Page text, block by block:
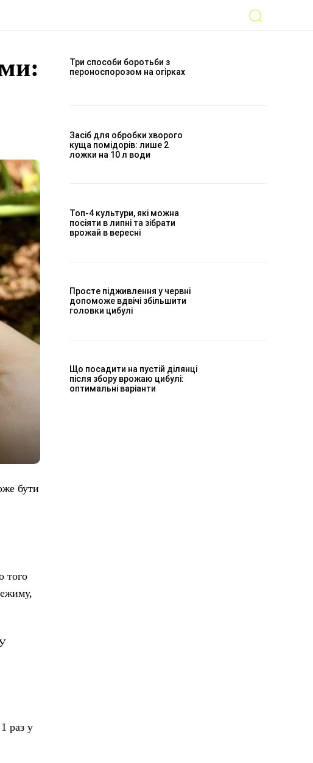
бути
того
раз у
Три способи боротьби з
пероноспорозом на огірках
Засіб для обробки хворого
куща помідорів: лише 2
ложки на 10 л води
Топ-4 культури, які можна
посіяти в липні та зібрати
врожай в вересні
Просте підживлення у червні
допоможе вдвічі збільшити
головки цибулі
Що посадити на пустій ділянці
після збору врожаю цибулі:
оптимальні варіанти